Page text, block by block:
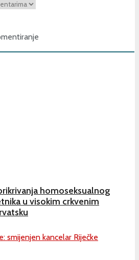
homoseksualnog
u visokim crkvenim